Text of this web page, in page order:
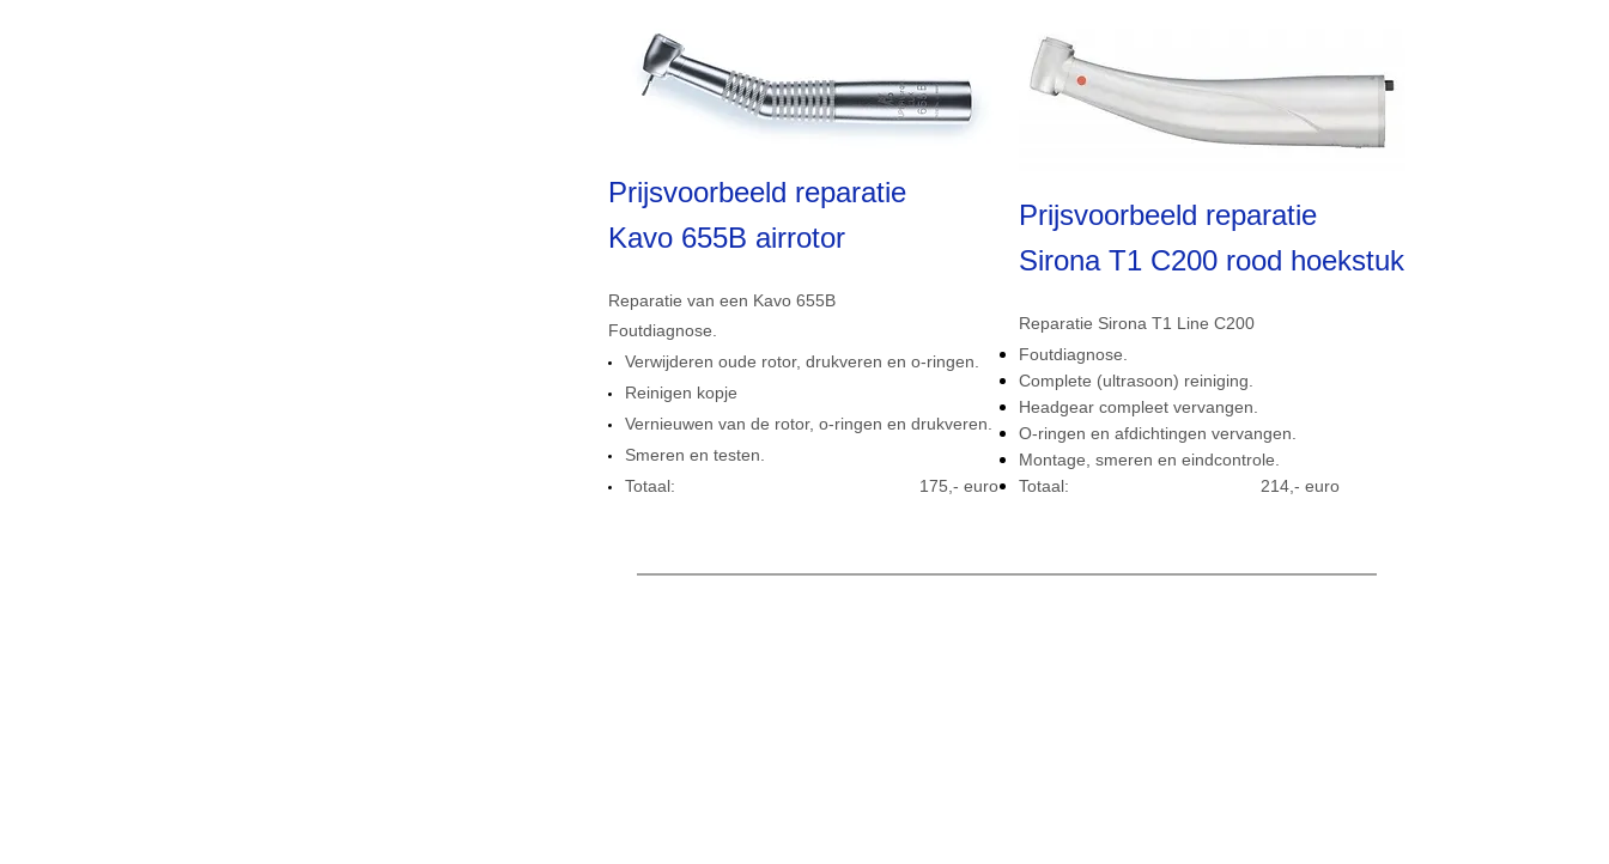
Prijsvoorbeeld reparatie
Kavo 655B airrotor
Reparatie van een Kavo 655B
Foutdiagnose.
Verwijderen oude rotor, drukveren en o-ringen.
Reinigen kopje
Vernieuwen van de rotor, o-ringen en drukveren.
Smeren en testen.
Totaal: 175,- euro
Prijsvoorbeeld reparatie
Sirona T1 C200 rood hoekstuk
Reparatie Sirona T1 Line C200
Foutdiagnose.
Complete (ultrasoon) reiniging.
Headgear compleet vervangen.
O-ringen en afdichtingen vervangen.
Montage, smeren en eindcontrole.
Totaal: 214,- euro